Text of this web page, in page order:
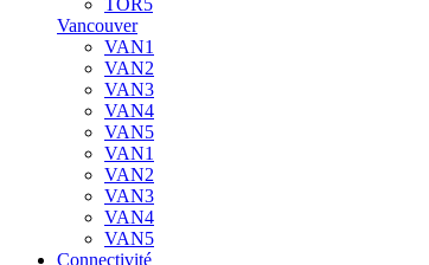
TOR5
Vancouver
VAN1
VAN2
VAN3
VAN4
VAN5
VAN1
VAN2
VAN3
VAN4
VAN5
Connectivité